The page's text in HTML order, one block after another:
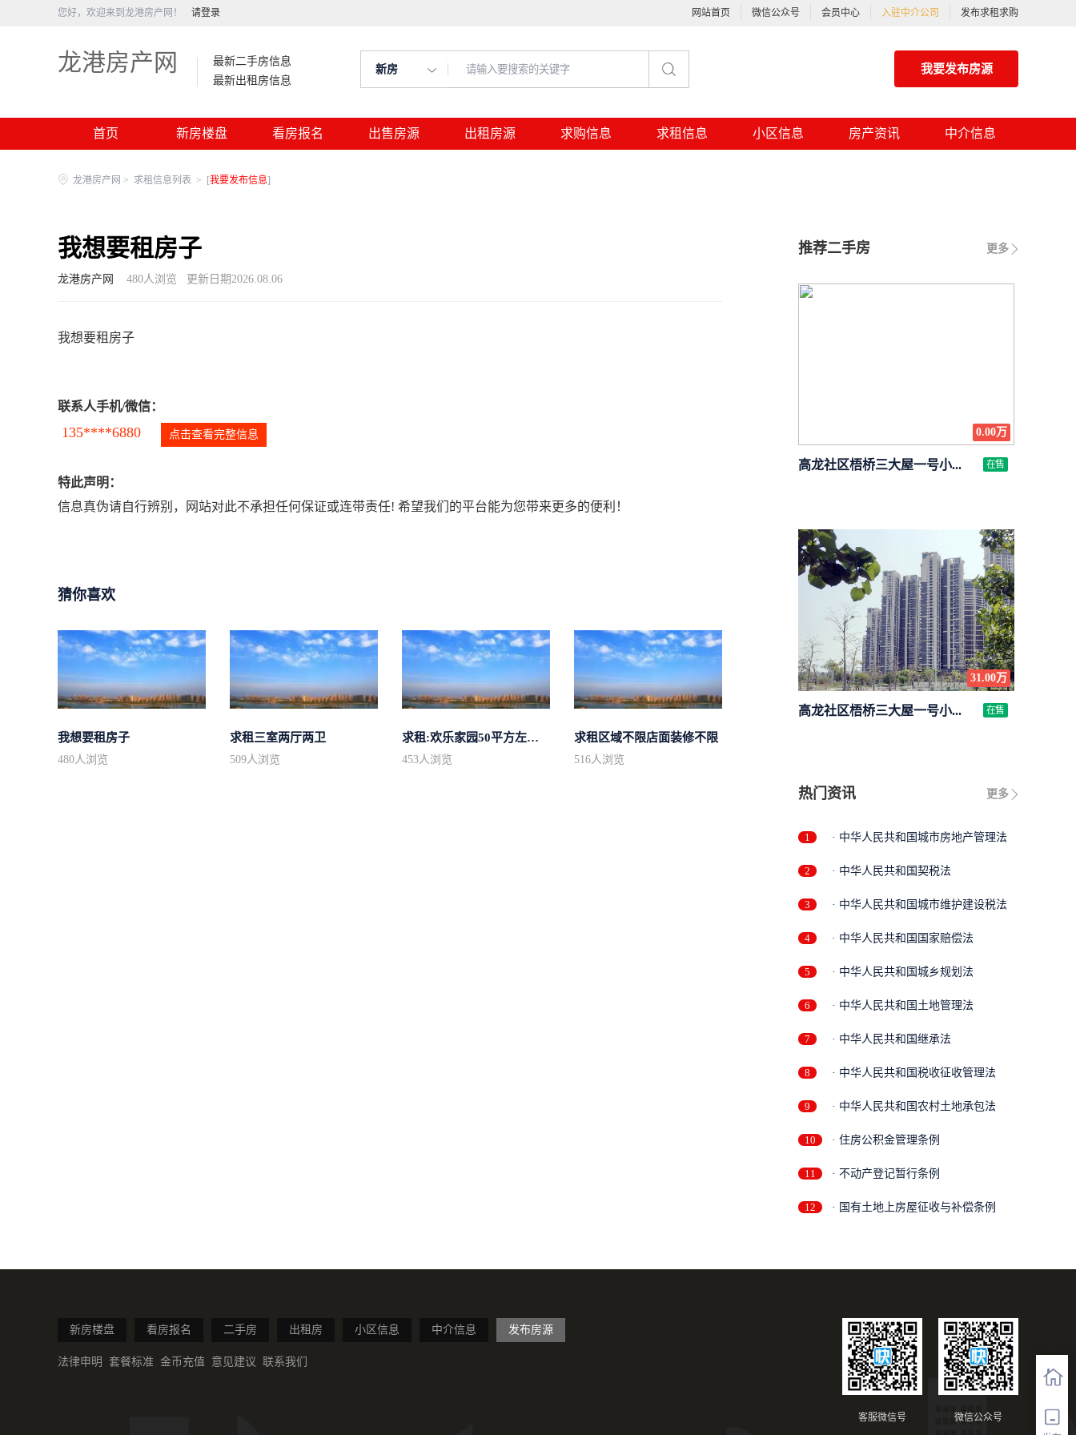
您好，欢迎来到龙港房产网！ 请登录 网站首页 微信公众号 会员中心 入驻中介公司 发布求租求购
龙港房产网
最新二手房信息
最新出租房信息
新房 我要发布房源
首页 新房楼盘 看房报名 出售房源 出租房源 求购信息 求租信息 小区信息 房产资讯 中介信息
龙港房产网 > 求租信息列表 > [我要发布信息]
我想要租房子
龙港房产网 480人浏览 更新日期2026.08.06
我想要租房子
联系人手机/微信：
135****6880 点击查看完整信息
特此声明：
信息真伪请自行辨别，网站对此不承担任何保证或连带责任! 希望我们的平台能为您带来更多的便利！
猜你喜欢
我想要租房子
480人浏览
求租三室两厅两卫
509人浏览
求租:欢乐家园50平方左右的单身公寓廉...
453人浏览
求租区域不限店面装修不限
516人浏览
更多
推荐二手房
0.00万
高龙社区梧桥三大屋一号小... 在售
31.00万
高龙社区梧桥三大屋一号小... 在售
更多
热门资讯
1 · 中华人民共和国城市房地产管理法
2 · 中华人民共和国契税法
3 · 中华人民共和国城市维护建设税法
4 · 中华人民共和国国家赔偿法
5 · 中华人民共和国城乡规划法
6 · 中华人民共和国土地管理法
7 · 中华人民共和国继承法
8 · 中华人民共和国税收征收管理法
9 · 中华人民共和国农村土地承包法
10 · 住房公积金管理条例
11 · 不动产登记暂行条例
12 · 国有土地上房屋征收与补偿条例
新房楼盘 看房报名 二手房 出租房 小区信息 中介信息 发布房源
法律申明 套餐标准 金币充值 意见建议 联系我们
微信公众号
客服微信号